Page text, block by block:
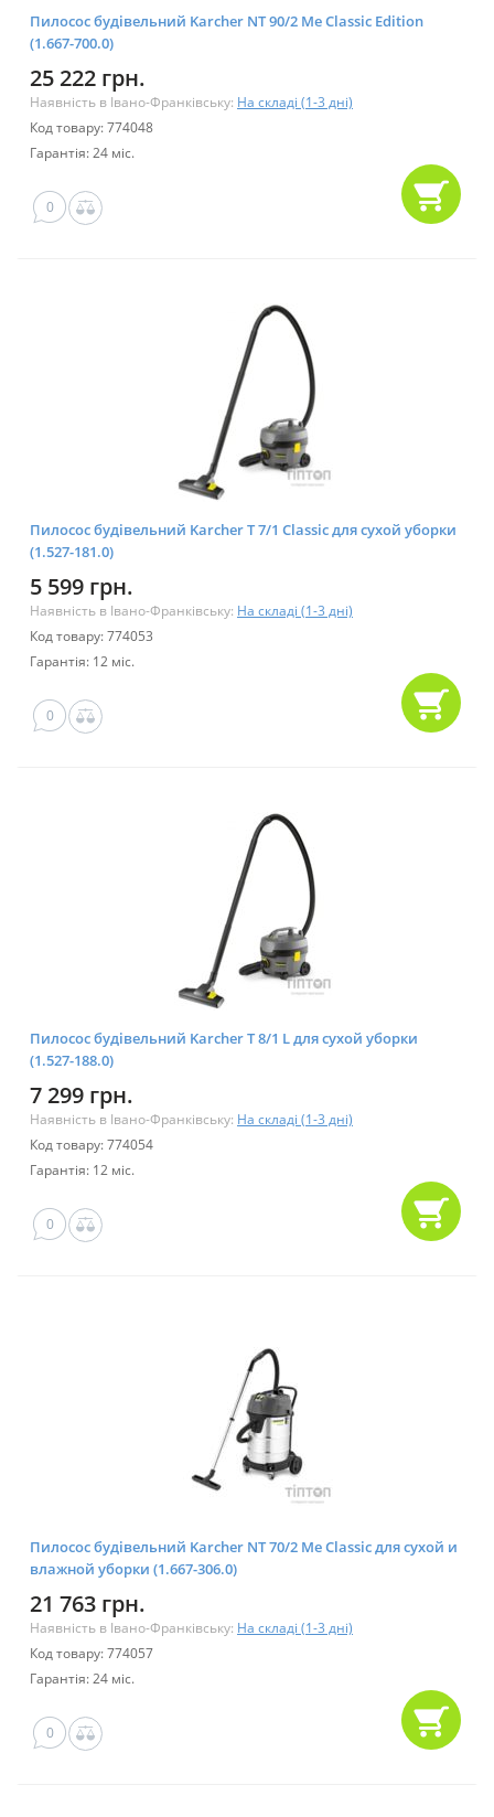
Пилосос будівельний Karcher NT 90/2 Me Classic Edition
(1.667-700.0)
25 222 грн.
Наявність в Івано-Франківську: На складі (1-3 дні)
Код товару: 774048
Гарантія: 24 міс.
0
Пилосос будівельний Karcher T 7/1 Classic для сухой уборки
(1.527-181.0)
5 599 грн.
Наявність в Івано-Франківську: На складі (1-3 дні)
Код товару: 774053
Гарантія: 12 міс.
0
Пилосос будівельний Karcher T 8/1 L для сухой уборки
(1.527-188.0)
7 299 грн.
Наявність в Івано-Франківську: На складі (1-3 дні)
Код товару: 774054
Гарантія: 12 міс.
0
Пилосос будівельний Karcher NT 70/2 Me Classic для сухой и
влажной уборки (1.667-306.0)
21 763 грн.
Наявність в Івано-Франківську: На складі (1-3 дні)
Код товару: 774057
Гарантія: 24 міс.
0